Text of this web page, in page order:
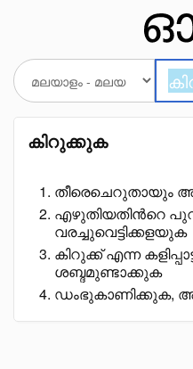
കിറുക്കുക
എഴുതിയതിൻറെ
വരച്ചുവെട്ടിക്കളയുക
കിറുക്ക് എന്ന
ശബ്ദമുണ്ടാക്കുക
ഡംഭുകാണിക്കുക,